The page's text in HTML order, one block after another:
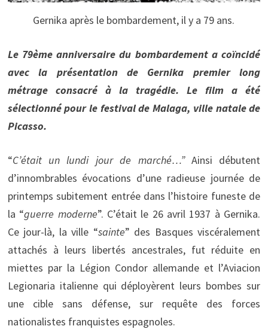
Gernika après le bombardement, il y a 79 ans.
Le 79ème anniversaire du bombardement a coïncidé
avec la présentation de Gernika premier long
métrage consacré à la tragédie. Le film a été
sélectionné pour le festival de Malaga, ville natale de
Picasso.
“C’était un lundi jour de marché…”Ainsi débutent
d’innombrables évocations d’une radieuse journée de
printemps subitement entrée dans l’histoire funeste de
la “guerre moderne”. C’était le 26 avril 1937 à Gernika.
Ce jour-là, la ville “sainte” des Basques viscéralement
attachés à leurs libertés ancestrales, fut réduite en
miettes par la Légion Condor allemande et l’Aviacion
Legionaria italienne qui déployèrent leurs bombes sur
une cible sans défense, sur requête des forces
nationalistes franquistes espagnoles.